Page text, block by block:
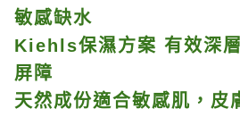
敏感缺水
Kiehls保濕方案 有效深
屏障
天然成份適合敏感肌，皮